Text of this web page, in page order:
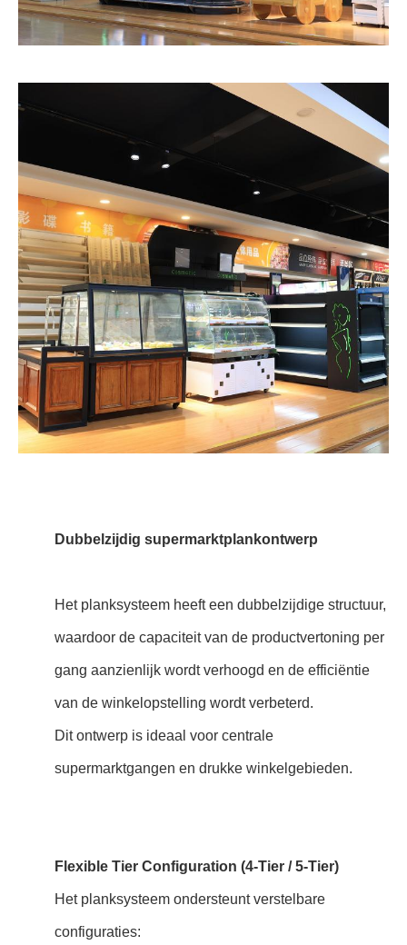
Dubbelzijdig supermarktplankontwerp
Het planksysteem heeft een dubbelzijdige structuur,
waardoor de capaciteit van de productvertoning per
gang aanzienlijk wordt verhoogd en de efficiëntie
van de winkelopstelling wordt verbeterd.
Dit ontwerp is ideaal voor centrale
supermarktgangen en drukke winkelgebieden.
Flexible Tier Configuration (4-Tier / 5-Tier)
Het planksysteem ondersteunt verstelbare
configuraties: